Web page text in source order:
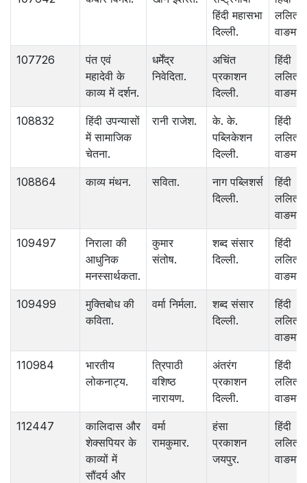
हिंदी महासभा
दिल्ली.
ललित
वाङमय.
107726
पंत एवं
महादेवी के
काव्य में दर्शन.
धर्मेंद्र
निवेदिता.
अचिंत
प्रकाशन
दिल्ली.
हिंदी
ललित
वाङमय.
108832
हिंदी उपन्यासों
में सामाजिक
चेतना.
रानी राजेश.
के. के.
पब्लिकेशन
दिल्ली.
हिंदी
ललित
वाङमय.
108864 काव्य मंथन. सविता.
नाग पब्लिशर्स
दिल्ली.
हिंदी
ललित
वाङमय.
109497
निराला की
आधुनिक
मनस्सार्थकता.
कुमार
संतोष.
शब्द संसार
दिल्ली.
हिंदी
ललित
वाङमय.
109499
मुक्तिबोध की
कविता.
वर्मा निर्मला.
शब्द संसार
दिल्ली.
हिंदी
ललित
वाङमय.
110984
भारतीय
लोकनाट्य.
त्रिपाठी
वशिष्ठ
नारायण.
अंतरंग
प्रकाशन
दिल्ली.
हिंदी
ललित
वाङमय.
112447
कालिदास और
शेक्सपियर के
काव्यों में
सौंदर्य और
वर्मा
रामकुमार.
हंसा
प्रकाशन
जयपुर.
हिंदी
ललित
वाङमय.